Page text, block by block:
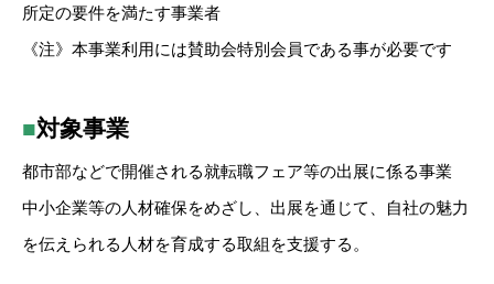
所定の要件を満たす事業者
《注》本事業利用には賛助会特別会員である事が必要です
■対象事業
都市部などで開催される就転職フェア等の出展に係る事業
中小企業等の人材確保をめざし、出展を通じて、自社の魅力
を伝えられる人材を育成する取組を支援する。